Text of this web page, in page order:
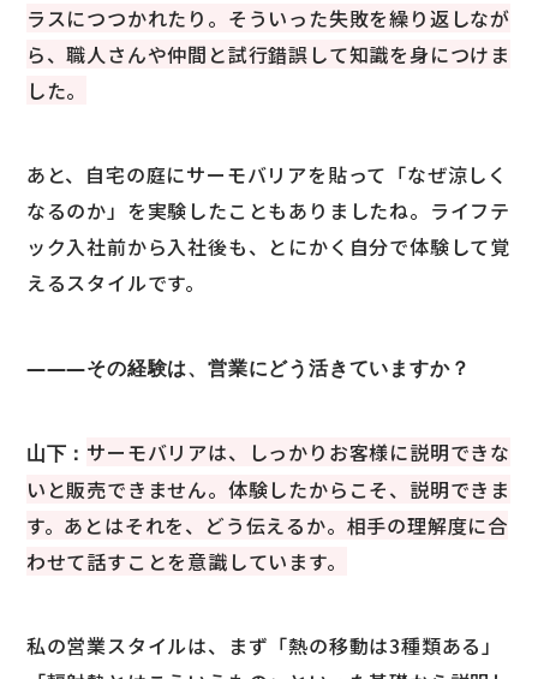
ラスにつつかれたり。そういった失敗を繰り返しなが
ら、職人さんや仲間と試行錯誤して知識を身につけま
した。
あと、自宅の庭にサーモバリアを貼って「なぜ涼しく
なるのか」を実験したこともありましたね。ライフテ
ック入社前から入社後も、とにかく自分で体験して覚
えるスタイルです。
―――その経験は、営業にどう活きていますか？
山下： サーモバリアは、しっかりお客様に説明できな
いと販売できません。体験したからこそ、説明できま
す。あとはそれを、どう伝えるか。相手の理解度に合
わせて話すことを意識しています。
私の営業スタイルは、まず「熱の移動は3種類ある」